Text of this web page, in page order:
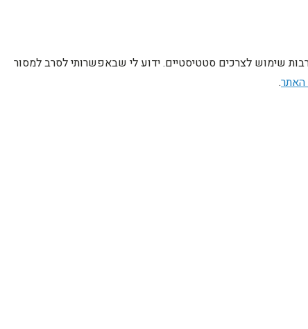
שימוש לצרכים סטטיסטיים. ידוע לי שבאפשרותי לסרב למסור
האתר.